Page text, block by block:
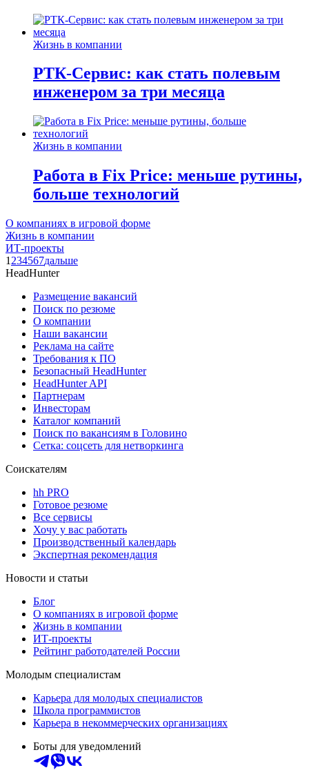
Жизнь в компании
РТК-Сервис: как стать полевым
инженером за три месяца
Жизнь в компании
Работа в Fix Price: меньше рутины,
больше технологий
О компаниях в игровой форме
Жизнь в компании
ИТ-проекты
1 234567дальше
HeadHunter
Размещение вакансий
Поиск по резюме
О компании
Наши вакансии
Реклама на сайте
Требования к ПО
Безопасный HeadHunter
HeadHunter API
Партнерам
Инвесторам
Каталог компаний
Поиск по вакансиям в Головино
Сетка: соцсеть для нетворкинга
Соискателям
hh PRO
Готовое резюме
Все сервисы
Хочу у вас работать
Производственный календарь
Экспертная рекомендация
Новости и статьи
Блог
О компаниях в игровой форме
Жизнь в компании
ИТ-проекты
Рейтинг работодателей России
Молодым специалистам
Карьера для молодых специалистов
Школа программистов
Карьера в некоммерческих организациях
Боты для уведомлений